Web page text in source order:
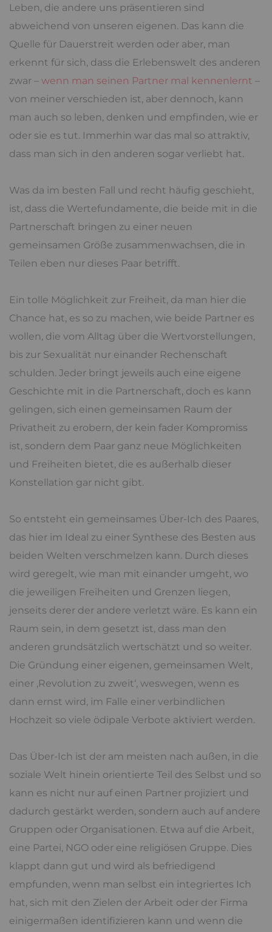
Leben, die andere uns präsentieren sind
abweichend von unseren eigenen. Das kann die
Quelle für Dauerstreit werden oder aber, man
erkennt für sich, dass die Erlebenswelt des anderen
zwar – wenn man seinen Partner mal kennenlernt –
von meiner verschieden ist, aber dennoch, kann
man auch so leben, denken und empfinden, wie er
oder sie es tut. Immerhin war das mal so attraktiv,
dass man sich in den anderen sogar verliebt hat.
Was da im besten Fall und recht häufig geschieht,
ist, dass die Wertefundamente, die beide mit in die
Partnerschaft bringen zu einer neuen
gemeinsamen Größe zusammenwachsen, die in
Teilen eben nur dieses Paar betrifft.
Ein tolle Möglichkeit zur Freiheit, da man hier die
Chance hat, es so zu machen, wie beide Partner es
wollen, die vom Alltag über die Wertvorstellungen,
bis zur Sexualität nur einander Rechenschaft
schulden. Jeder bringt jeweils auch eine eigene
Geschichte mit in die Partnerschaft, doch es kann
gelingen, sich einen gemeinsamen Raum der
Privatheit zu erobern, der kein fader Kompromiss
ist, sondern dem Paar ganz neue Möglichkeiten
und Freiheiten bietet, die es außerhalb dieser
Konstellation gar nicht gibt.
So entsteht ein gemeinsames Über-Ich des Paares,
das hier im Ideal zu einer Synthese des Besten aus
beiden Welten verschmelzen kann. Durch dieses
wird geregelt, wie man mit einander umgeht, wo
die jeweiligen Freiheiten und Grenzen liegen,
jenseits derer der andere verletzt wäre. Es kann ein
Raum sein, in dem gesetzt ist, dass man den
anderen grundsätzlich wertschätzt und so weiter.
Die Gründung einer eigenen, gemeinsamen Welt,
einer ‚Revolution zu zweit‘, weswegen, wenn es
dann ernst wird, im Falle einer verbindlichen
Hochzeit so viele ödipale Verbote aktiviert werden.
Das Über-Ich ist der am meisten nach außen, in die
soziale Welt hinein orientierte Teil des Selbst und so
kann es nicht nur auf einen Partner projiziert und
dadurch gestärkt werden, sondern auch auf andere
Gruppen oder Organisationen. Etwa auf die Arbeit,
eine Partei, NGO oder eine religiösen Gruppe. Dies
klappt dann gut und wird als befriedigend
empfunden, wenn man selbst ein integriertes Ich
hat, sich mit den Zielen der Arbeit oder der Firma
einigermaßen identifizieren kann und wenn die